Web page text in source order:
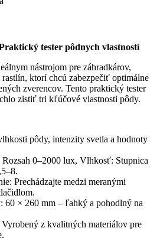
tester pôdnych vlastností
nástrojom pre záhradkárov,
ktorí chcú zabezpečiť optimálne
zverencov. Tento praktický tester
zistiť tri kľúčové vlastnosti pôdy.
pôdy, intenzity svetla a hodnoty
Rozsah 0–2000 lux, Vlhkosť: Stupnica
Prechádzajte medzi meranými
60 × 260 mm – ľahký a pohodlný na
z kvalitných materiálov pre